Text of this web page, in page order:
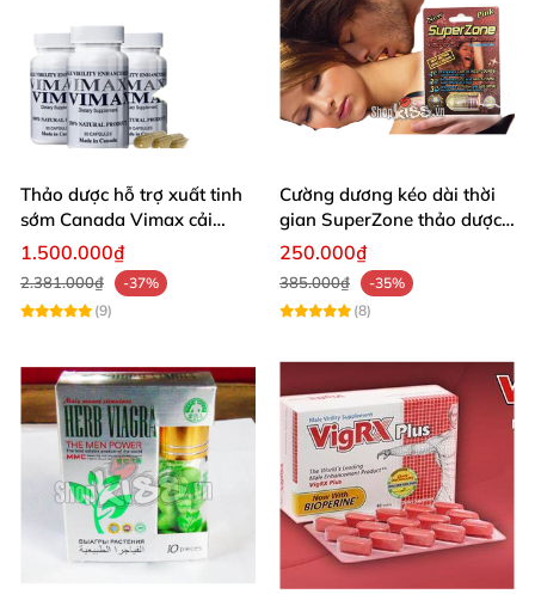
Thảo dược hỗ trợ xuất tinh
sớm Canada Vimax cải
thiện sinh lý nam
1.500.000₫
2.381.000₫
-37%
(9)
Cường dương kéo dài thời
gian SuperZone thảo dược
tăng sức bền
250.000₫
385.000₫
-35%
(8)